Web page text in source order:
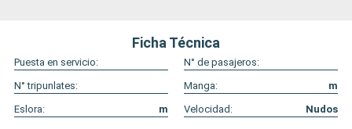
Ficha Técnica
Puesta en servicio:
N° de pasajeros:
N° tripunlates:
Manga:
m
Eslora:
m Velocidad: Nudos